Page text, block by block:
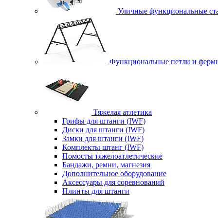
Уличные функциональные
Функциональные петли и
Тяжелая атлетика
Грифы для штанги (IWF)
Диски для штанги (IWF)
Замки для штанги (IWF)
Комплекты штанг (IWF)
Помосты тяжелоатлетические
Бандажи, ремни, магнезия
Дополнительное оборудование
Аксессуары для соревнований
Плинты для штанги